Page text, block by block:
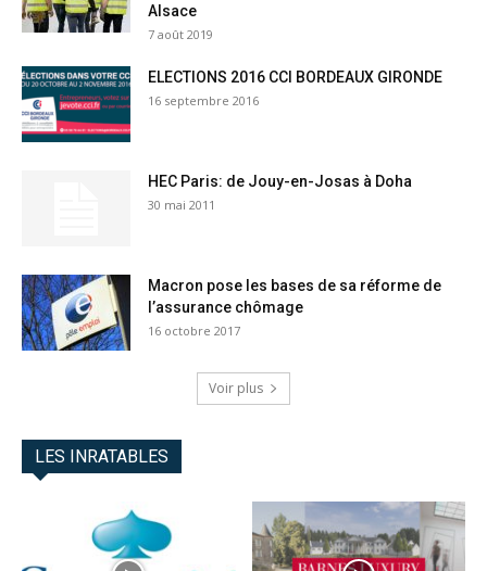
Alsace
7 août 2019
ELECTIONS 2016 CCI BORDEAUX GIRONDE
16 septembre 2016
HEC Paris: de Jouy-en-Josas à Doha
30 mai 2011
Macron pose les bases de sa réforme de
l’assurance chômage
16 octobre 2017
Voir plus
LES INRATABLES